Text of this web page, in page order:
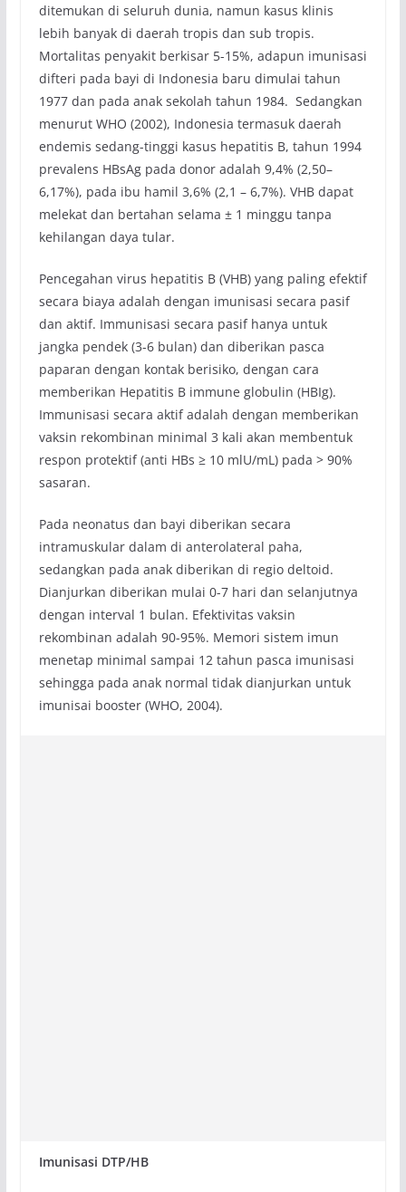
ditemukan di seluruh dunia, namun kasus klinis
lebih banyak di daerah tropis dan sub tropis.
Mortalitas penyakit berkisar 5-15%, adapun imunisasi
difteri pada bayi di Indonesia baru dimulai tahun
1977 dan pada anak sekolah tahun 1984. Sedangkan
menurut WHO (2002), Indonesia termasuk daerah
endemis sedang-tinggi kasus hepatitis B, tahun 1994
prevalens HBsAg pada donor adalah 9,4% (2,50–
6,17%), pada ibu hamil 3,6% (2,1 – 6,7%). VHB dapat
melekat dan bertahan selama ± 1 minggu tanpa
kehilangan daya tular.
Pencegahan virus hepatitis B (VHB) yang paling efektif
secara biaya adalah dengan imunisasi secara pasif
dan aktif. Immunisasi secara pasif hanya untuk
jangka pendek (3-6 bulan) dan diberikan pasca
paparan dengan kontak berisiko, dengan cara
memberikan Hepatitis B immune globulin (HBIg).
Immunisasi secara aktif adalah dengan memberikan
vaksin rekombinan minimal 3 kali akan membentuk
respon protektif (anti HBs ≥ 10 mlU/mL) pada > 90%
sasaran.
Pada neonatus dan bayi diberikan secara
intramuskular dalam di anterolateral paha,
sedangkan pada anak diberikan di regio deltoid.
Dianjurkan diberikan mulai 0-7 hari dan selanjutnya
dengan interval 1 bulan. Efektivitas vaksin
rekombinan adalah 90-95%. Memori sistem imun
menetap minimal sampai 12 tahun pasca imunisasi
sehingga pada anak normal tidak dianjurkan untuk
imunisai booster (WHO, 2004).
Imunisasi DTP/HB